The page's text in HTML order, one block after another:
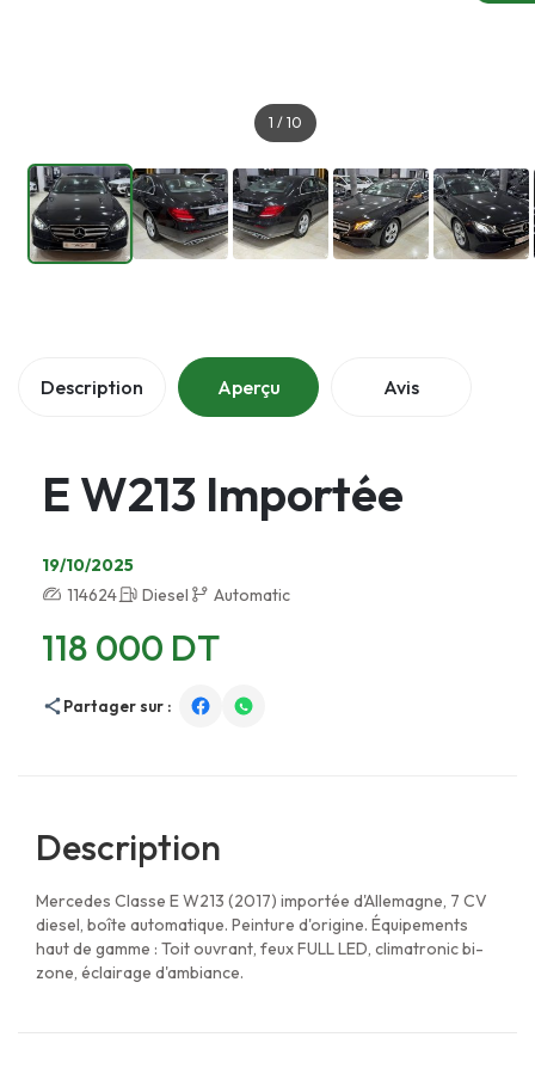
1 / 10
Description Aperçu Avis
E W213 Importée
19/10/2025
114624
Diesel Automatic
118 000 DT
Partager sur :
Description
Mercedes Classe E W213 (2017) importée d'Allemagne, 7 CV
diesel, boîte automatique. Peinture d'origine. Équipements
haut de gamme : Toit ouvrant, feux FULL LED, climatronic bi-
zone, éclairage d'ambiance.